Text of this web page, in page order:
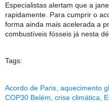
Especialistas alertam que a
rapidamente. Para cumprir o
forma ainda mais acelerada a
combustíveis fósseis já nesta
Tags:
Acordo de Paris aquecimento
COP30 Belém crise climática